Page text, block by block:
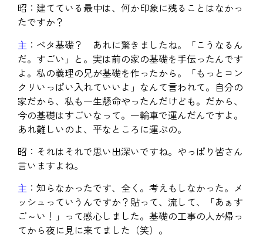
昭：建てている最中は、何か印象に残ることはなかっ
たですか？
主 ：ベタ基礎？ あれに驚きましたね。「こうなるん
だ。すごい」と。実は前の家の基礎を手伝ったんです
よ。私の義理の兄が基礎を作ったから。「もっとコン
クリいっぱい入れていいよ」なんて言われて。自分の
家だから、私も一生懸命やったんだけども。だから、
今の基礎はすごいなって。一輪車で運んだんですよ。
あれ難しいのよ、平なところに運ぶの。
昭：それはそれで思い出深いですね。やっぱり皆さん
言いますよね。
主 ：知らなかったです、全く。考えもしなかった。メ
ッシュっていうんですか？貼って、流して、「あぁす
ご～い！」って感心しました。基礎の工事の人が帰っ
てから夜に見に来てました（笑）。